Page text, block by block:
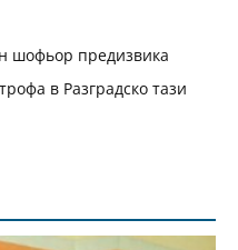
шофьор предизвика
в Разградско тази